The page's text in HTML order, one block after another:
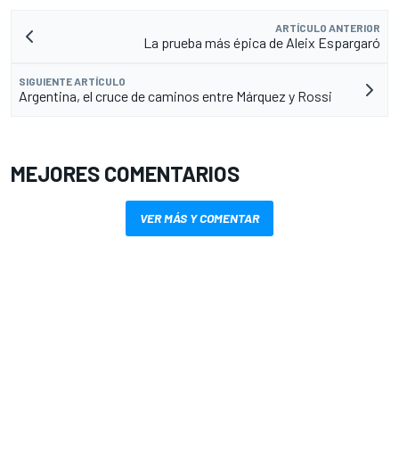
ARTÍCULO ANTERIOR
La prueba más épica de Aleix Espargaró
SIGUIENTE ARTÍCULO
Argentina, el cruce de caminos entre Márquez y Rossi
MEJORES COMENTARIOS
VER MÁS Y COMENTAR